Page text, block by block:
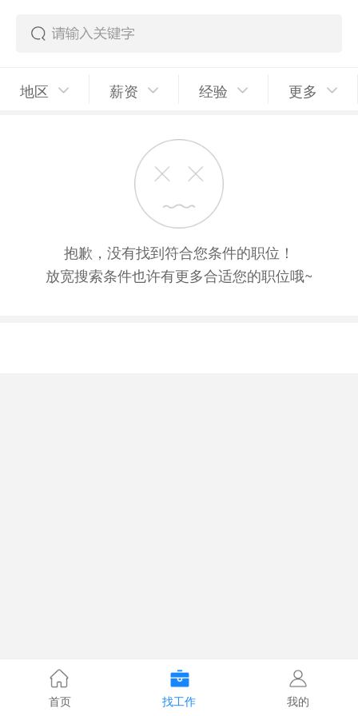
地区 薪资 经验 更多
抱歉，没有找到符合您条件的职位！
放宽搜索条件也许有更多合适您的职位哦~
首页 找工作 我的